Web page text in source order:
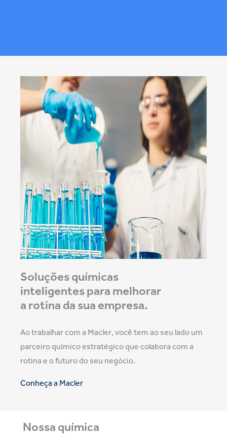
Soluções químicas
inteligentes para melhorar
a rotina da sua empresa.
Ao trabalhar com a Macler, você tem ao seu lado um
parceiro químico estratégico que colabora com a
rotina e o futuro do seu negócio.
Conheça a Macler
Nossa química